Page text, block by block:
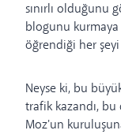
sınırlı olduğunu
blogunu kurmaya
öğrendiği her
Neyse ki, bu
trafik kazandı, bu
Moz'un